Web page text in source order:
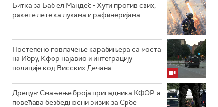
Битка за Баб ел Мандеб - Хути против свих,
ракете лете ка лукама и рафинеријама
Постепено повлачење карабињера са моста
на Ибру, Кфор најавио и интеграцију
полиције код Високих Дечана
Дрецун: Смањење броја припадника КФОР-а
повећава безбедносни ризик за Србе